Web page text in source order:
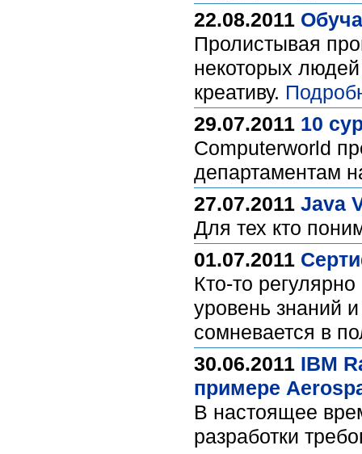
22.08.2011
Пролистывая
некоторых людей
креативу.
29.07.2011 10
Computerworld
департаментам
27.07.2011 Java
Для тех кто
01.07.2011
Кто-то
уровень знаний
сомневается в
30.06.2011 IBM
примере
В настоящее
разработки